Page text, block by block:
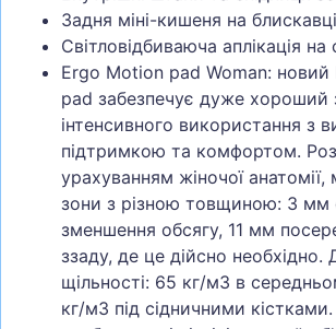
Задня міні-кишеня на
Світловідбиваюча аплікація на
Ergo Motion pad Woman:
pad забезпечує дуже хороший
інтенсивного використання з
підтримкою та комфортом.
урахуванням жіночої анатомії,
зони з різною товщиною: 3 мм
зменшення обсягу, 11 мм
ззаду, де це дійсно необхідно.
щільності: 65 кг/м3 в
кг/м3 під сідничними